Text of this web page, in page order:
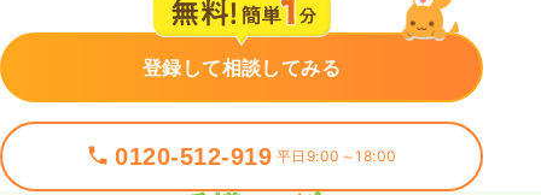
登録して相談してみる
0120-512-919 平日9:00～18:00